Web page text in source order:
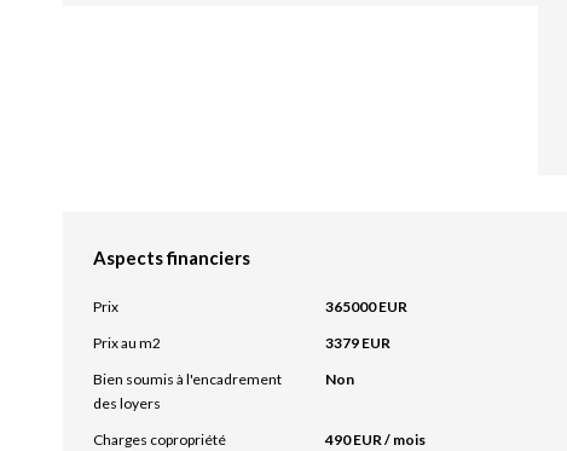
Aspects financiers
Prix
365000 EUR
Prix au m2
3379 EUR
Bien soumis à l'encadrement
des loyers
Non
Charges copropriété
490 EUR / mois